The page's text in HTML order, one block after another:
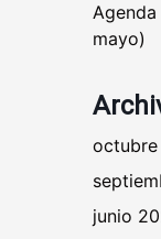
mayo)
junio